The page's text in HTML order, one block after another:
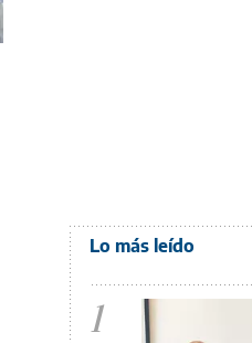
Lo más leído
1